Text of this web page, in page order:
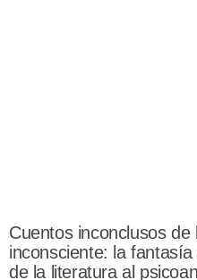
Cuentos inconclusos de
inconsciente: la
de la literatura al